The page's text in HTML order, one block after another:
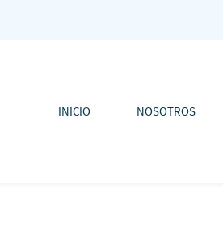
INICIO NOSOTROS